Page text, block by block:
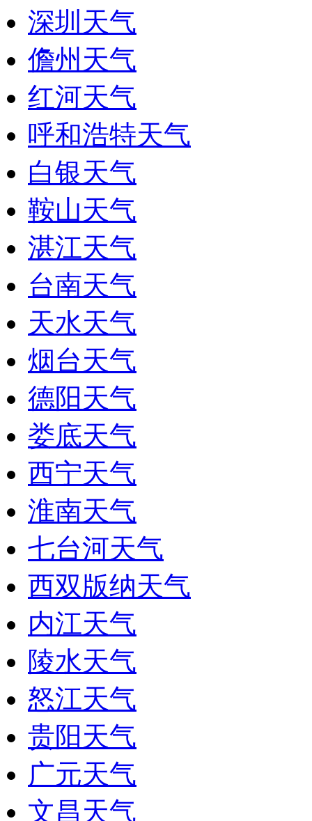
深圳天气
儋州天气
红河天气
呼和浩特天气
白银天气
鞍山天气
湛江天气
台南天气
天水天气
烟台天气
德阳天气
娄底天气
西宁天气
淮南天气
七台河天气
西双版纳天气
内江天气
陵水天气
怒江天气
贵阳天气
广元天气
文昌天气